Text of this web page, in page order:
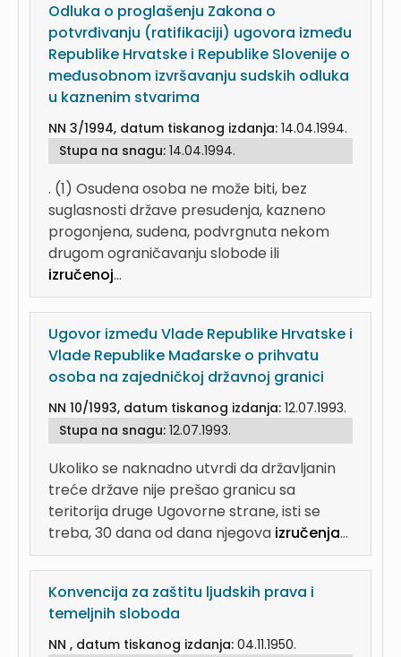
Odluka o proglašenju Zakona o
potvrđivanju (ratifikaciji) ugovora između
Republike Hrvatske i Republike Slovenije o
međusobnom izvršavanju sudskih odluka
u kaznenim stvarima
NN 3/1994, datum tiskanog izdanja: 14.04.1994.
Stupa na snagu: 14.04.1994.
. (1) Osudena osoba ne može biti, bez
suglasnosti države presudenja, kazneno
progonjena, sudena, podvrgnuta nekom
drugom ograničavanju slobode ili
izručenoj...
Ugovor između Vlade Republike Hrvatske i
Vlade Republike Mađarske o prihvatu
osoba na zajedničkoj državnoj granici
NN 10/1993, datum tiskanog izdanja: 12.07.1993.
Stupa na snagu: 12.07.1993.
Ukoliko se naknadno utvrdi da državljanin
treće države nije prešao granicu sa
teritorija druge Ugovorne strane, isti se
treba, 30 dana od dana njegova izručenja...
Konvencija za zaštitu ljudskih prava i
temeljnih sloboda
NN , datum tiskanog izdanja: 04.11.1950.